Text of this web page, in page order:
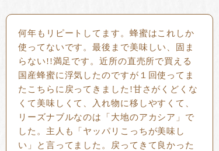
何年もリピートしてます。蜂蜜はこれしか
使ってないです。最後まで美味しい、固ま
らない!!満足です。近所の直売所で買える
国産蜂蜜に浮気したのですが１回使ってま
たこちらに戻ってきました!甘さがくどくな
くて美味しくて、入れ物に移しやすくて、
リーズナブルなのは「大地のアカシア」で
した。主人も「ヤッパリこっちが美味し
い」と言ってました。戻ってきて良かった